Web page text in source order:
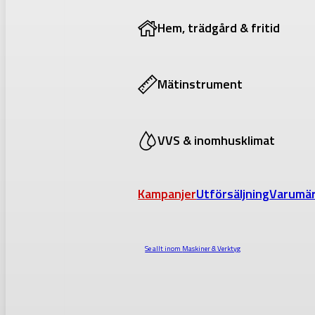
Hem, trädgård & fritid
Mätinstrument
VVS & inomhusklimat
KampanjerUtförsäljning
Se allt inom Maskiner & Verktyg